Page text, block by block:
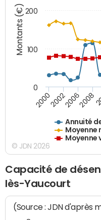
Montants (€)
Annuité
Moyenne
Moyenne
2000200220062008
0
100
200
© JDN 2026
Capacité de
lès-Yaucourt
(Source : JDN d'après